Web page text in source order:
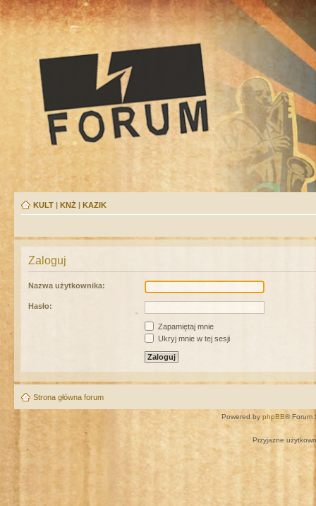
KULT | KNŻ | KAZIK
Zaloguj
Nazwa użytkownika:
Hasło:
Zapamiętaj mnie
Ukryj mnie w tej sesji
Strona główna forum
Powered by phpBB® Forum
Przyjazne